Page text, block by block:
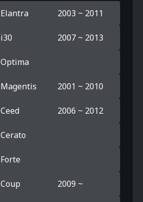
Elantra 2003 ~ 2011
i30 2007 ~ 2013
Optima
Magentis 2001 ~ 2010
Ceed 2006 ~ 2012
Cerato
Forte
Coup 2009 ~